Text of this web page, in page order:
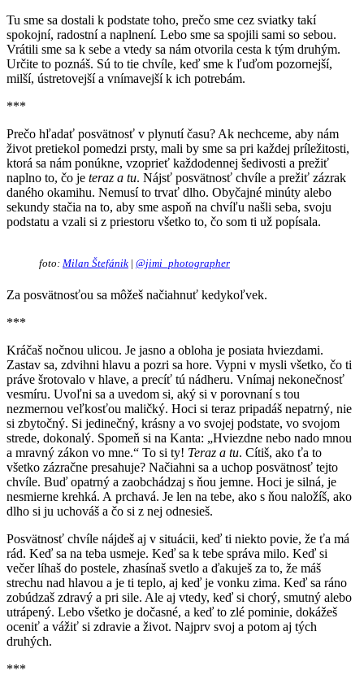
Tu sme sa dostali k podstate toho, prečo sme cez sviatky takí
spokojní, radostní a naplnení. Lebo sme sa spojili sami so sebou.
Vrátili sme sa k sebe a vtedy sa nám otvorila cesta k tým druhým.
Určite to poznáš. Sú to tie chvíle, keď sme k ľuďom pozornejší,
milší, ústretovejší a vnímavejší k ich potrebám.
***
Prečo hľadať posvätnosť v plynutí času? Ak nechceme, aby nám
život pretiekol pomedzi prsty, mali by sme sa pri každej príležitosti,
ktorá sa nám ponúkne, vzoprieť každodennej šedivosti a prežiť
naplno to, čo je teraz a tu. Nájsť posvätnosť chvíle a prežiť zázrak
daného okamihu. Nemusí to trvať dlho. Obyčajné minúty alebo
sekundy stačia na to, aby sme aspoň na chvíľu našli seba, svoju
podstatu a vzali si z priestoru všetko to, čo som ti už popísala.
foto: Milan Štefánik | @jimi_photographer
Za posvätnosťou sa môžeš načiahnuť kedykoľvek.
***
Kráčaš nočnou ulicou. Je jasno a obloha je posiata hviezdami.
Zastav sa, zdvihni hlavu a pozri sa hore. Vypni v mysli všetko, čo ti
práve šrotovalo v hlave, a precíť tú nádheru. Vnímaj nekonečnosť
vesmíru. Uvoľni sa a uvedom si, aký si v porovnaní s tou
nezmernou veľkosťou maličký. Hoci si teraz pripadáš nepatrný, nie
si zbytočný. Si jedinečný, krásny a vo svojej podstate, vo svojom
strede, dokonalý. Spomeň si na Kanta: „Hviezdne nebo nado mnou
a mravný zákon vo mne.“ To si ty! Teraz a tu. Cítiš, ako ťa to
všetko zázračne presahuje? Načiahni sa a uchop posvätnosť tejto
chvíle. Buď opatrný a zaobchádzaj s ňou jemne. Hoci je silná, je
nesmierne krehká. A prchavá. Je len na tebe, ako s ňou naložíš, ako
dlho si ju uchováš a čo si z nej odnesieš.
Posvätnosť chvíle nájdeš aj v situácii, keď ti niekto povie, že ťa má
rád. Keď sa na teba usmeje. Keď sa k tebe správa milo. Keď si
večer líhaš do postele, zhasínaš svetlo a ďakuješ za to, že máš
strechu nad hlavou a je ti teplo, aj keď je vonku zima. Keď sa ráno
zobúdzaš zdravý a pri sile. Ale aj vtedy, keď si chorý, smutný alebo
utrápený. Lebo všetko je dočasné, a keď to zlé pominie, dokážeš
oceniť a vážiť si zdravie a život. Najprv svoj a potom aj tých
druhých.
***